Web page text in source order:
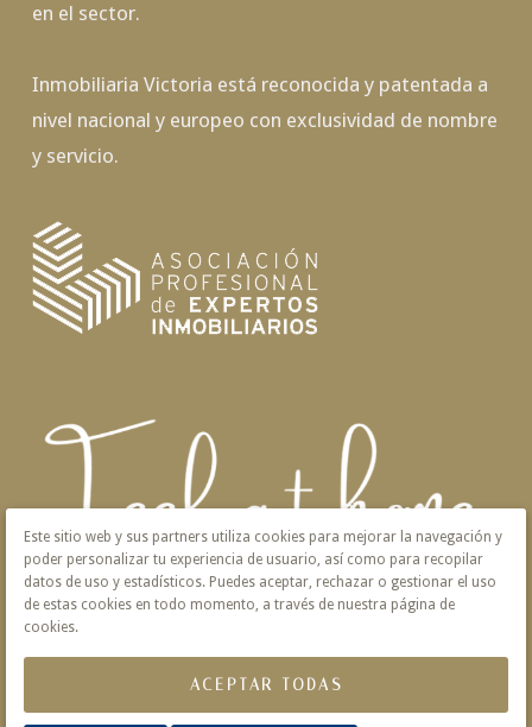
en el sector.
Inmobiliaria Victoria está reconocida y patentada a
nivel nacional y europeo con exclusividad de nombre
y servicio.
Privacidad Política de Cookies
Este sitio web y sus partners utiliza cookies para mejorar la navegación y
poder personalizar tu experiencia de usuario, así como para recopilar
datos de uso y estadísticos. Puedes aceptar, rechazar o gestionar el uso
de estas cookies en todo momento, a través de nuestra página de
cookies.
ACEPTAR TODAS